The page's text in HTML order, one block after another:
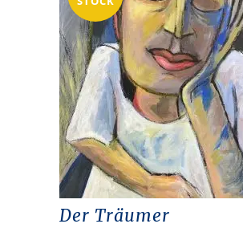
Der Träumer